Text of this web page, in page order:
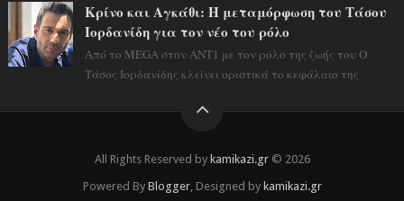
Κρίνο και Αγκάθι: Η μεταμόρφωση του Τάσου
Ιορδανίδη για τον νέο του ρόλο
Από το MEGA στον ΑΝΤ1 με τον ρόλο της ζωής του Ο
Τάσος Ιορδανίδης κλείνει οριστικά το κεφάλαιο της
All Rights Reserved by kamikazi.gr© 2026
Powered By Blogger, Designed by kamikazi.gr